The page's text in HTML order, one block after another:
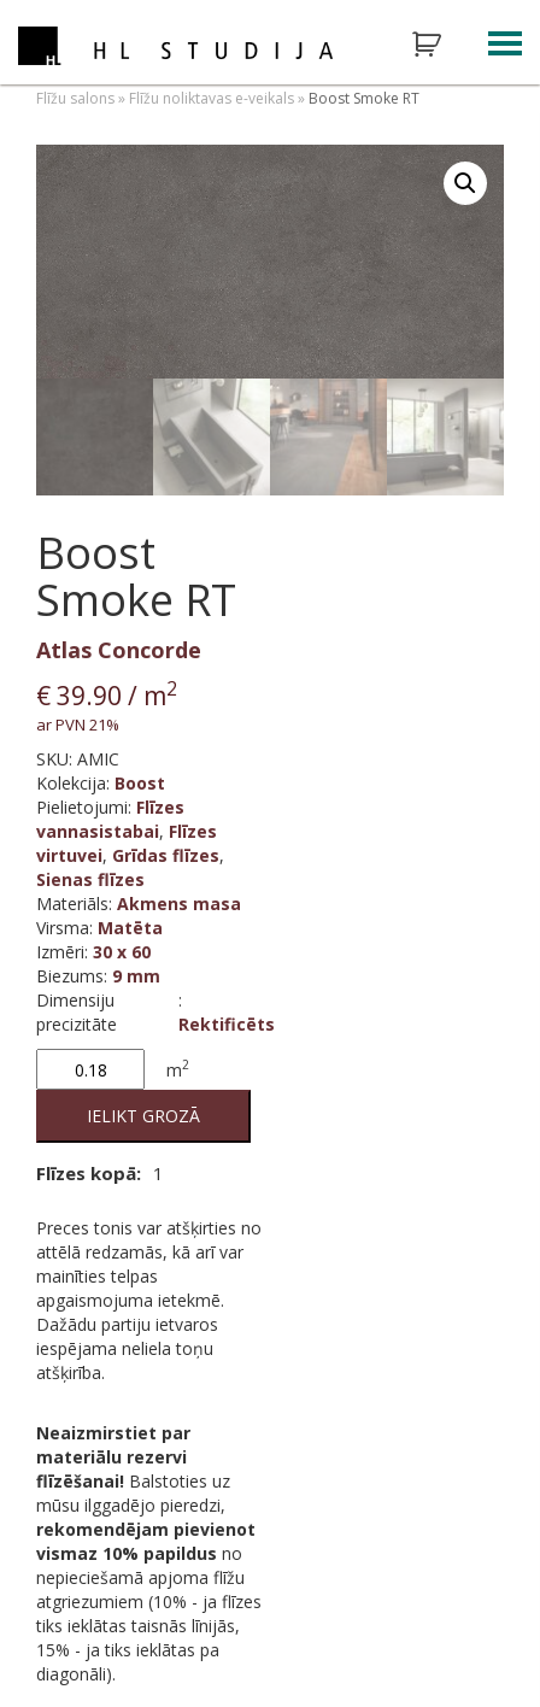
Flīžu salons» Flīžu noliktavas e-veikals» Boost Smoke RT
Boost
Smoke RT
Atlas Concorde
€39.90 / m2
ar PVN 21%
SKU: AMIC
Kolekcija: Boost
Pielietojumi: Flīzes
vannasistabai, Flīzes
virtuvei, Grīdas flīzes,
Sienas flīzes
Materiāls: Akmens masa
Virsma: Matēta
Izmēri: 30 x 60
Biezums: 9 mm
Dimensiju
precizitāte
:
Rektificēts
Boost
Smoke
m2
IELIKT GROZĀ
Flīzes kopā: 1
Preces tonis var atšķirties no
attēlā redzamās, kā arī var
mainīties telpas
apgaismojuma ietekmē.
Dažādu partiju ietvaros
iespējama neliela toņu
atšķirība.
Neaizmirstiet par
materiālu rezervi
flīzēšanai! Balstoties uz
mūsu ilggadējo pieredzi,
rekomendējam pievienot
vismaz 10% papildus no
nepieciešamā apjoma flīžu
atgriezumiem (10% - ja flīzes
tiks ieklātas taisnās līnijās,
15% - ja tiks ieklātas pa
diagonāli).